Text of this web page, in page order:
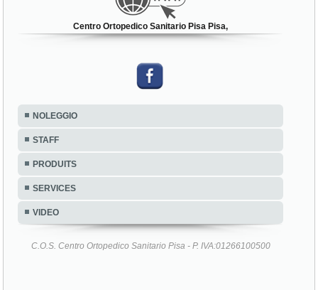
Centro Ortopedico Sanitario Pisa Pisa,
NOLEGGIO
STAFF
PRODUITS
SERVICES
VIDEO
C.O.S. Centro Ortopedico Sanitario Pisa - P. IVA:01266100500